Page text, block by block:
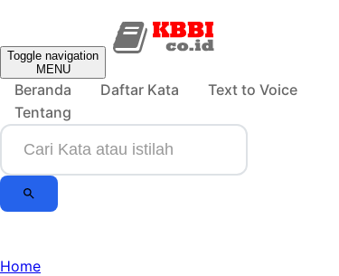
Toggle navigation
MENU
Beranda Daftar Kata
Text to Voice
Tentang
Home